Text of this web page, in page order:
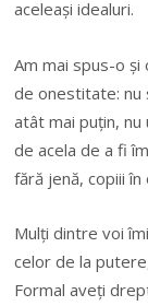
aceleași idealuri.
Am mai spus-o
de onestitate: nu
atât mai puțin,
de acela de a fi
fără jenă, copiii în
Mulți dintre voi
celor de la
Formal aveți